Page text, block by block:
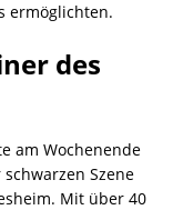
ermöglichten.
des
am Wochenende
Szene
Mit über 40